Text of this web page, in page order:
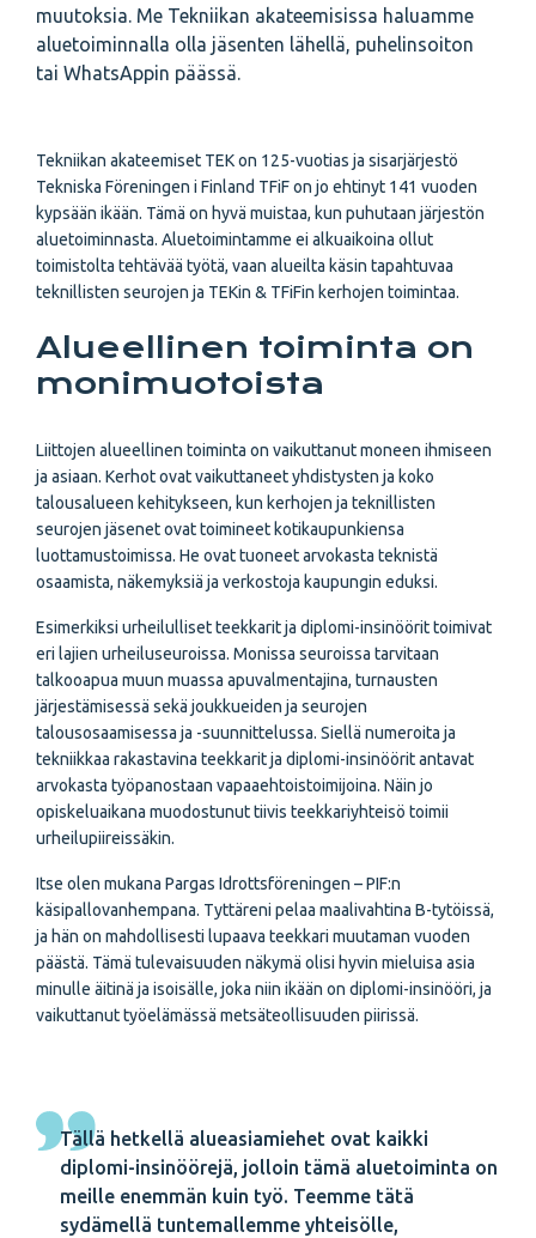
muutoksia. Me Tekniikan akateemisissa haluamme
aluetoiminnalla olla jäsenten lähellä, puhelinsoiton
tai WhatsAppin päässä.
Tekniikan akateemiset TEK on 125-vuotias ja sisarjärjestö
Tekniska Föreningen i Finland TFiF on jo ehtinyt 141 vuoden
kypsään ikään. Tämä on hyvä muistaa, kun puhutaan järjestön
aluetoiminnasta. Aluetoimintamme ei alkuaikoina ollut
toimistolta tehtävää työtä, vaan alueilta käsin tapahtuvaa
teknillisten seurojen ja TEKin & TFiFin kerhojen toimintaa.
Alueellinen toiminta on
monimuotoista
Liittojen alueellinen toiminta on vaikuttanut moneen ihmiseen
ja asiaan. Kerhot ovat vaikuttaneet yhdistysten ja koko
talousalueen kehitykseen, kun kerhojen ja teknillisten
seurojen jäsenet ovat toimineet kotikaupunkiensa
luottamustoimissa. He ovat tuoneet arvokasta teknistä
osaamista, näkemyksiä ja verkostoja kaupungin eduksi.
Esimerkiksi urheilulliset teekkarit ja diplomi-insinöörit toimivat
eri lajien urheiluseuroissa. Monissa seuroissa tarvitaan
talkooapua muun muassa apuvalmentajina, turnausten
järjestämisessä sekä joukkueiden ja seurojen
talousosaamisessa ja -suunnittelussa. Siellä numeroita ja
tekniikkaa rakastavina teekkarit ja diplomi-insinöörit antavat
arvokasta työpanostaan vapaaehtoistoimijoina. Näin jo
opiskeluaikana muodostunut tiivis teekkariyhteisö toimii
urheilupiireissäkin.
Itse olen mukana Pargas Idrottsföreningen – PIF:n
käsipallovanhempana. Tyttäreni pelaa maalivahtina B-tytöissä,
ja hän on mahdollisesti lupaava teekkari muutaman vuoden
päästä. Tämä tulevaisuuden näkymä olisi hyvin mieluisa asia
minulle äitinä ja isoisälle, joka niin ikään on diplomi-insinööri, ja
vaikuttanut työelämässä metsäteollisuuden piirissä.
Tällä hetkellä alueasiamiehet ovat kaikki
diplomi-insinöörejä, jolloin tämä aluetoiminta on
meille enemmän kuin työ. Teemme tätä
sydämellä tuntemallemme yhteisölle,